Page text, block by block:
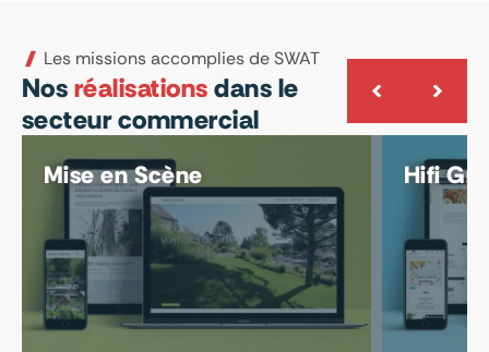
Les missions accomplies de SWAT
Nosréalisationsdans le
secteur commercial
Mise en Scène Hifi